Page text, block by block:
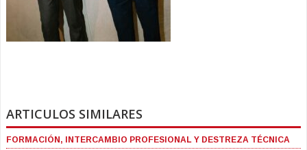
ARTICULOS SIMILARES
FORMACIÓN, INTERCAMBIO PROFESIONAL Y DESTREZA TÉCNICA